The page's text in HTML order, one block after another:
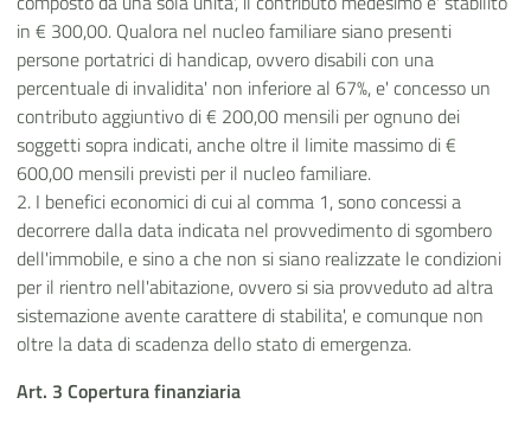
in € 300,00. Qualora nel nucleo familiare siano presenti
persone portatrici di handicap, ovvero disabili con una
percentuale di invalidita' non inferiore al 67%, e' concesso un
contributo aggiuntivo di € 200,00 mensili per ognuno dei
soggetti sopra indicati, anche oltre il limite massimo di €
600,00 mensili previsti per il nucleo familiare.
2. I benefici economici di cui al comma 1, sono concessi a
decorrere dalla data indicata nel provvedimento di sgombero
dell'immobile, e sino a che non si siano realizzate le condizioni
per il rientro nell'abitazione, ovvero si sia provveduto ad altra
sistemazione avente carattere di stabilita', e comunque non
oltre la data di scadenza dello stato di emergenza.
Art. 3 Copertura finanziaria